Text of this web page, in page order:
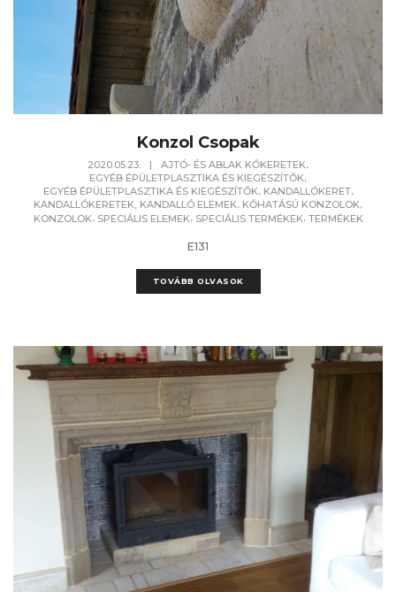
Konzol Csopak
2020.05.23. | AJTÓ- ÉS ABLAK KŐKERETEK,
EGYÉB ÉPÜLETPLASZTIKA ÉS KIEGÉSZÍTŐK,
EGYÉB ÉPÜLETPLASZTIKA ÉS KIEGÉSZÍTŐK, KANDALLÓKERET,
KANDALLÓKERETEK, KANDALLÓ ELEMEK, KŐHATÁSÚ KONZOLOK,
KONZOLOK, SPECIÁLIS ELEMEK, SPECIÁLIS TERMÉKEK, TERMÉKEK
E131
TOVÁBB OLVASOK